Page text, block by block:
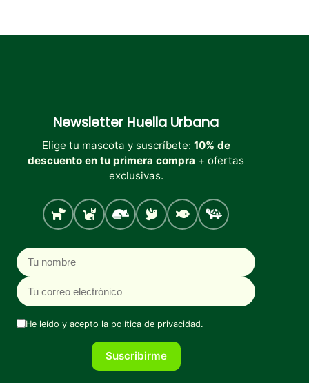
Newsletter Huella Urbana
Elige tu mascota y suscríbete: 10% de
descuento en tu primera compra + ofertas
exclusivas.
Perro Gato Roedores
Aves PecesTortugas
Nombre
Correo electrónico
He leído y acepto la política de privacidad.
Suscribirme